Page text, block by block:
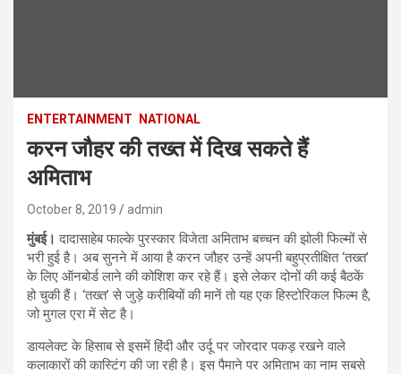
ENTERTAINMENT NATIONAL
करन जौहर की तख्त में दिख सकते हैं
अमिताभ
October 8, 2019 admin
मुंबई। दादासाहेब फाल्के पुरस्कार विजेता अमिताभ बच्चन की झोली फिल्मों से
भरी हुई है। अब सुनने में आया है करन जौहर उन्हें अपनी बहुप्रतीक्षित ‘तख्त’
के लिए ऑनबोर्ड लाने की कोशिश कर रहे हैं। इसे लेकर दोनों की कई बैठकें
हो चुकी हैं। ‘तख्त’ से जुड़े करीबियों की मानें तो यह एक हिस्टोरिकल फिल्म है,
जो मुगल एरा में सेट है।
डायलेक्ट के हिसाब से इसमें हिंदी और उर्दू पर जोरदार पकड़ रखने वाले
कलाकारों की कास्टिंग की जा रही है। इस पैमाने पर अमिताभ का नाम सबसे